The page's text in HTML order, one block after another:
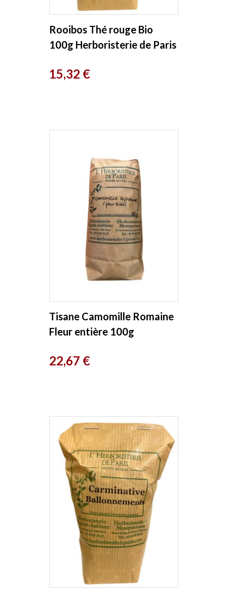
Rooibos Thé rouge Bio
100g Herboristerie de Paris
Prix
15,32 €
Tisane Camomille Romaine
Fleur entière 100g
Prix
22,67 €